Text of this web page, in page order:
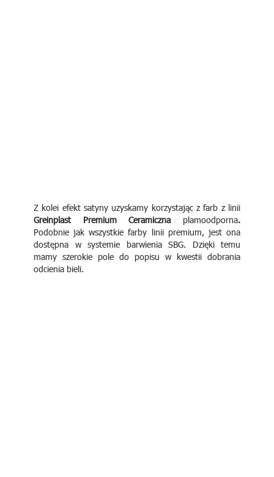
Z kolei efekt satyny uzyskamy korzystając z farb z linii
Greinplast Premium Ceramiczna plamoodporna.
Podobnie jak wszystkie farby linii premium, jest ona
dostępna w systemie barwienia SBG. Dzięki temu
mamy szerokie pole do popisu w kwestii dobrania
odcienia bieli.